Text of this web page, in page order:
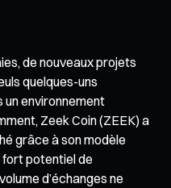
de nouveaux projets
quelques-uns
un environnement
Zeek Coin (ZEEK) a
grâce à son modèle
fort potentiel de
d’échanges ne